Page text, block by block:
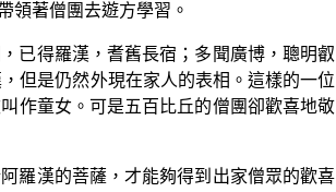
領著僧團去遊方學習。
已得羅漢，耆舊長宿；多聞廣博，聰明叡
但是仍然外現在家人的表相。這樣的一位
作童女。可是五百比丘的僧團卻歡喜地敬
羅漢的菩薩，才能夠得到出家僧眾的歡喜